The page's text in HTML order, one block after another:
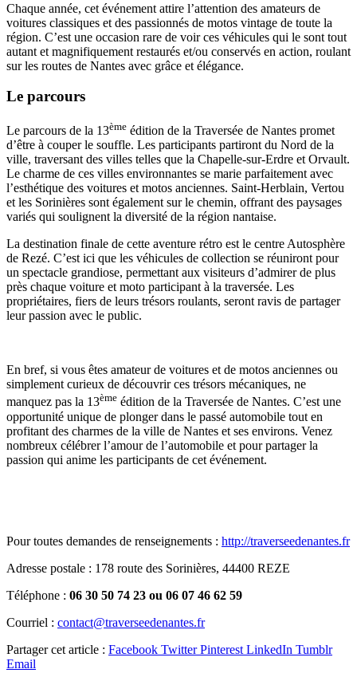
Chaque année, cet événement attire l’attention des amateurs de
voitures classiques et des passionnés de motos vintage de toute la
région. C’est une occasion rare de voir ces véhicules qui le sont tout
autant et magnifiquement restaurés et/ou conservés en action, roulant
sur les routes de Nantes avec grâce et élégance.
Le parcours
Le parcours de la 13ème édition de la Traversée de Nantes promet
d’être à couper le souffle. Les participants partiront du Nord de la
ville, traversant des villes telles que la Chapelle-sur-Erdre et Orvault.
Le charme de ces villes environnantes se marie parfaitement avec
l’esthétique des voitures et motos anciennes. Saint-Herblain, Vertou
et les Sorinières sont également sur le chemin, offrant des paysages
variés qui soulignent la diversité de la région nantaise.
La destination finale de cette aventure rétro est le centre Autosphère
de Rezé. C’est ici que les véhicules de collection se réuniront pour
un spectacle grandiose, permettant aux visiteurs d’admirer de plus
près chaque voiture et moto participant à la traversée. Les
propriétaires, fiers de leurs trésors roulants, seront ravis de partager
leur passion avec le public.
En bref, si vous êtes amateur de voitures et de motos anciennes ou
simplement curieux de découvrir ces trésors mécaniques, ne
manquez pas la 13ème édition de la Traversée de Nantes. C’est une
opportunité unique de plonger dans le passé automobile tout en
profitant des charmes de la ville de Nantes et ses environs. Venez
nombreux célébrer l’amour de l’automobile et pour partager la
passion qui anime les participants de cet événement.
Pour toutes demandes de renseignements : http://traverseedenantes.fr
Adresse postale : 178 route des Sorinières, 44400 REZE
Téléphone : 06 30 50 74 23 ou 06 07 46 62 59
Courriel : contact@traverseedenantes.fr
Partager cet article : Facebook Twitter Pinterest LinkedIn Tumblr
Email